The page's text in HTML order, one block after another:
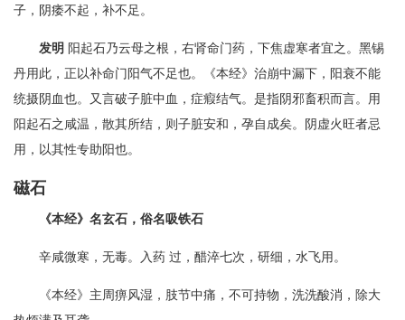
子，阴痿不起，补不足。
发明 阳起石乃云母之根，右肾命门药，下焦虚寒者宜之。黑锡
丹用此，正以补命门阳气不足也。《本经》治崩中漏下，阳衰不能
统摄阴血也。又言破子脏中血，症瘕结气。是指阴邪畜积而言。用
阳起石之咸温，散其所结，则子脏安和，孕自成矣。阴虚火旺者忌
用，以其性专助阳也。
磁石
《本经》名玄石，俗名吸铁石
辛咸微寒，无毒。入药 过，醋淬七次，研细，水飞用。
《本经》主周痹风湿，肢节中痛，不可持物，洗洗酸消，除大